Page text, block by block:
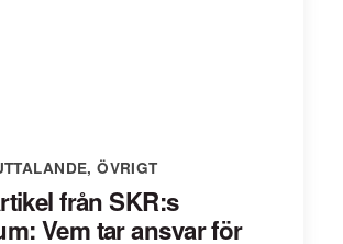
,ÖVRIGT
från SKR:s
Vem tar ansvar för